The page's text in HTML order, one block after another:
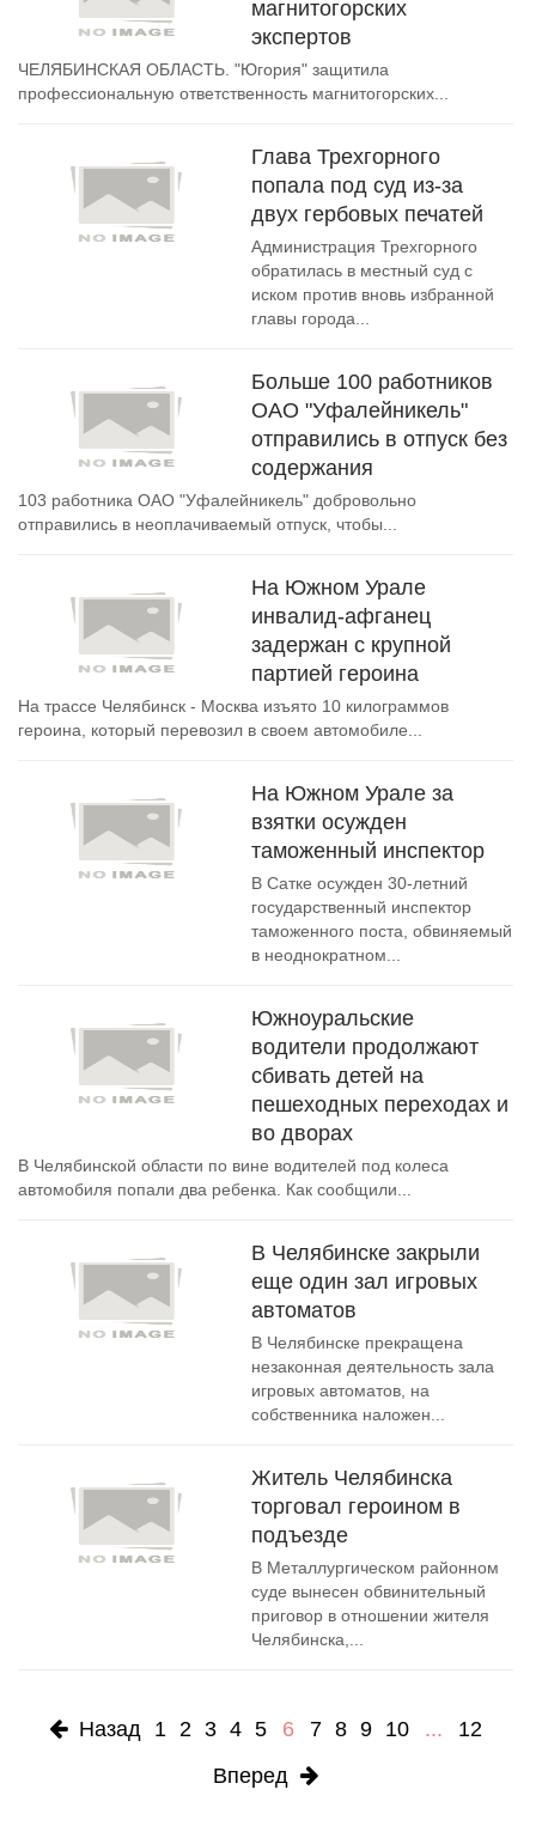
магнитогорских
экспертов
ЧЕЛЯБИНСКАЯ ОБЛАСТЬ. "Югория" защитила
профессиональную ответственность магнитогорских...
Глава Трехгорного
попала под суд из-за
двух гербовых печатей
Администрация Трехгорного
обратилась в местный суд с
иском против вновь избранной
главы города...
Больше 100 работников
ОАО "Уфалейникель"
отправились в отпуск без
содержания
103 работника ОАО "Уфалейникель" добровольно
отправились в неоплачиваемый отпуск, чтобы...
На Южном Урале
инвалид-афганец
задержан с крупной
партией героина
На трассе Челябинск - Москва изъято 10 килограммов
героина, который перевозил в своем автомобиле...
На Южном Урале за
взятки осужден
таможенный инспектор
В Сатке осужден 30-летний
государственный инспектор
таможенного поста, обвиняемый
в неоднократном...
Южноуральские
водители продолжают
сбивать детей на
пешеходных переходах и
во дворах
В Челябинской области по вине водителей под колеса
автомобиля попали два ребенка. Как сообщили...
В Челябинске закрыли
еще один зал игровых
автоматов
В Челябинске прекращена
незаконная деятельность зала
игровых автоматов, на
собственника наложен...
Житель Челябинска
торговал героином в
подъезде
В Металлургическом районном
суде вынесен обвинительный
приговор в отношении жителя
Челябинска,...
Назад 1 2 3 4 5 6 7 8 9 10 ...
12
Вперед